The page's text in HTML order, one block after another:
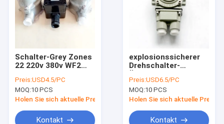
Schalter-Grey Zones
22 220v 380v WF2
elektrischer Vorwahl
Preis:USD4.5/PC
MOQ:10 PCS
Holen Sie sich aktuelle Preis
Kontakt
explosionssicherer
Drehschalter-
10A CNEX
Preis:USD6.5/PC
MOQ:10 PCS
Holen Sie sich aktuelle Preis
Kontakt